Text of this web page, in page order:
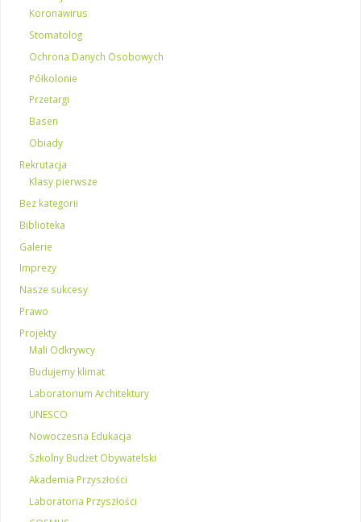
Koronawirus
Stomatolog
Ochrona Danych Osobowych
Półkolonie
Przetargi
Basen
Obiady
Rekrutacja
Klasy pierwsze
Bez kategorii
Biblioteka
Galerie
Imprezy
Nasze sukcesy
Prawo
Projekty
Mali Odkrywcy
Budujemy klimat
Laboratorium Architektury
UNESCO
Nowoczesna Edukacja
Szkolny Budżet Obywatelski
Akademia Przyszłości
Laboratoria Przyszłości